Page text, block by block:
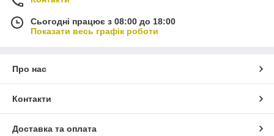
Сьогодні працює з 08:00 до 18:00
Показати весь графік роботи
Про нас
Контакти
Доставка та оплата